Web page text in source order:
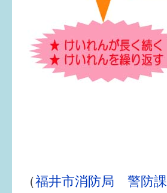
（福井市消防局 警防課
子育てマップ
イベントレポート
みんなの知恵袋